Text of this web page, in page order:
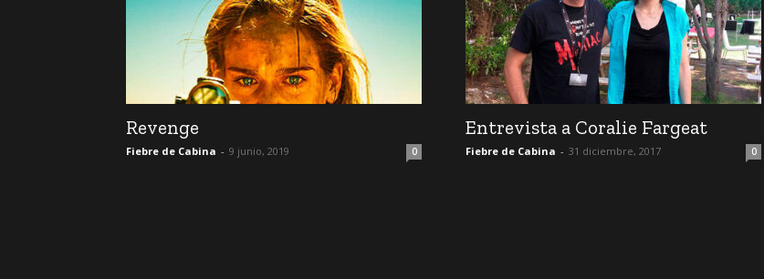
Revenge
Fiebre de Cabina - 9 junio, 2019 0
Entrevista a Coralie Fargeat
Fiebre de Cabina - 31 diciembre, 2017 0